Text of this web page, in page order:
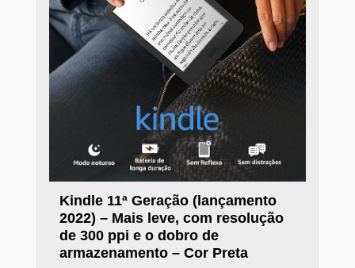
Kindle 11ª Geração (lançamento
2022) – Mais leve, com resolução
de 300 ppi e o dobro de
armazenamento – Cor Preta